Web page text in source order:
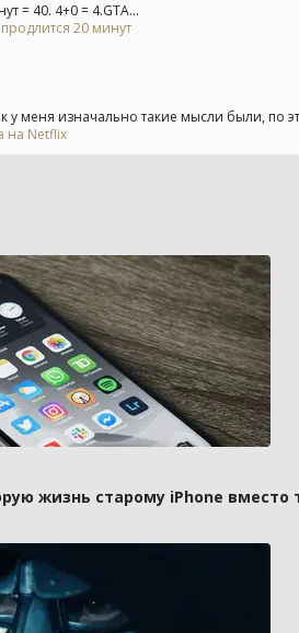
= 40. 4+0 = 4.GTA...
20 минут
у меня изначально такие мысли были, по
на Netflix
жизнь старому iPhone вместо